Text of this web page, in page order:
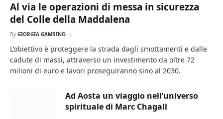
Al via le operazioni di messa in sicurezza
del Colle della Maddalena
By GIORGIA GAMBINO
L’obiettivo è proteggere la strada dagli smottamenti e dalle
cadute di massi, attraverso un investimento da oltre 72
milioni di euro e lavori proseguiranno sino al 2030.
Ad Aosta un viaggio nell’universo
spirituale di Marc Chagall